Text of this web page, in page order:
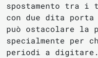
spostamento tra
con due dita
può ostacolare la
specialmente per
periodi a digitare.